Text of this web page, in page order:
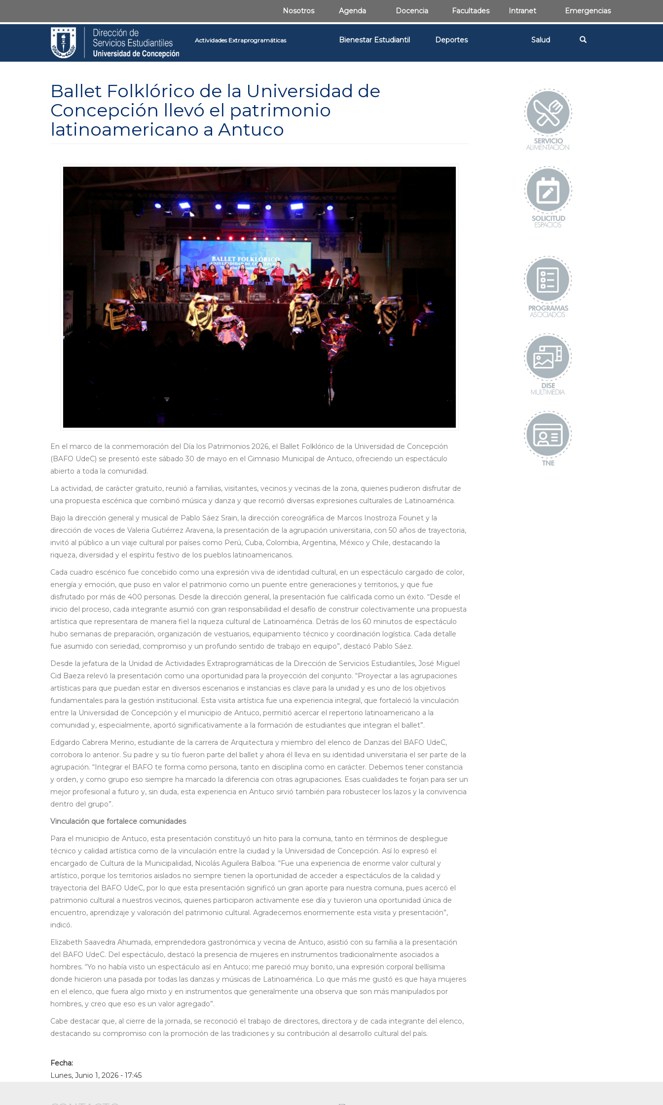
Nosotros Agenda Docencia Facultades Intranet Emergencias
Actividades Extraprogramáticas Bienestar Estudiantil Deportes Salud
Ballet Folklórico de la Universidad de
Concepción llevó el patrimonio
latinoamericano a Antuco
En el marco de la conmemoración del Día los Patrimonios 2026, el Ballet Folklórico de la Universidad de Concepción
(BAFO UdeC) se presentó este sábado 30 de mayo en el Gimnasio Municipal de Antuco, ofreciendo un espectáculo
abierto a toda la comunidad.
La actividad, de carácter gratuito, reunió a familias, visitantes, vecinos y vecinas de la zona, quienes pudieron disfrutar de
una propuesta escénica que combinó música y danza y que recorrió diversas expresiones culturales de Latinoamérica.
Bajo la dirección general y musical de Pablo Sáez Srain, la dirección coreográfica de Marcos Inostroza Founet y la
dirección de voces de Valeria Gutiérrez Aravena, la presentación de la agrupación universitaria, con 50 años de trayectoria,
invitó al público a un viaje cultural por países como Perú, Cuba, Colombia, Argentina, México y Chile, destacando la
riqueza, diversidad y el espíritu festivo de los pueblos latinoamericanos.
Cada cuadro escénico fue concebido como una expresión viva de identidad cultural, en un espectáculo cargado de color,
energía y emoción, que puso en valor el patrimonio como un puente entre generaciones y territorios, y que fue
disfrutado por más de 400 personas. Desde la dirección general, la presentación fue calificada como un éxito. “Desde el
inicio del proceso, cada integrante asumió con gran responsabilidad el desafío de construir colectivamente una propuesta
artística que representara de manera fiel la riqueza cultural de Latinoamérica. Detrás de los 60 minutos de espectáculo
hubo semanas de preparación, organización de vestuarios, equipamiento técnico y coordinación logística. Cada detalle
fue asumido con seriedad, compromiso y un profundo sentido de trabajo en equipo”, destacó Pablo Sáez.
Desde la jefatura de la Unidad de Actividades Extraprogramáticas de la Dirección de Servicios Estudiantiles, José Miguel
Cid Baeza relevó la presentación como una oportunidad para la proyección del conjunto. “Proyectar a las agrupaciones
artísticas para que puedan estar en diversos escenarios e instancias es clave para la unidad y es uno de los objetivos
fundamentales para la gestión institucional. Esta visita artística fue una experiencia integral, que fortaleció la vinculación
entre la Universidad de Concepción y el municipio de Antuco, permitió acercar el repertorio latinoamericano a la
comunidad y, especialmente, aportó significativamente a la formación de estudiantes que integran el ballet”.
Edgardo Cabrera Merino, estudiante de la carrera de Arquitectura y miembro del elenco de Danzas del BAFO UdeC,
corrobora lo anterior. Su padre y su tío fueron parte del ballet y ahora él lleva en su identidad universitaria el ser parte de la
agrupación. “Integrar el BAFO te forma como persona, tanto en disciplina como en carácter. Debemos tener constancia
y orden, y como grupo eso siempre ha marcado la diferencia con otras agrupaciones. Esas cualidades te forjan para ser un
mejor profesional a futuro y, sin duda, esta experiencia en Antuco sirvió también para robustecer los lazos y la convivencia
dentro del grupo”.
Vinculación que fortalece comunidades
Para el municipio de Antuco, esta presentación constituyó un hito para la comuna, tanto en términos de despliegue
técnico y calidad artística como de la vinculación entre la ciudad y la Universidad de Concepción. Así lo expresó el
encargado de Cultura de la Municipalidad, Nicolás Aguilera Balboa. “Fue una experiencia de enorme valor cultural y
artístico, porque los territorios aislados no siempre tienen la oportunidad de acceder a espectáculos de la calidad y
trayectoria del BAFO UdeC, por lo que esta presentación significó un gran aporte para nuestra comuna, pues acercó el
patrimonio cultural a nuestros vecinos, quienes participaron activamente ese día y tuvieron una oportunidad única de
encuentro, aprendizaje y valoración del patrimonio cultural. Agradecemos enormemente esta visita y presentación”,
indicó.
Elizabeth Saavedra Ahumada, emprendedora gastronómica y vecina de Antuco, asistió con su familia a la presentación
del BAFO UdeC. Del espectáculo, destacó la presencia de mujeres en instrumentos tradicionalmente asociados a
hombres. “Yo no había visto un espectáculo así en Antuco; me pareció muy bonito, una expresión corporal bellísima
donde hicieron una pasada por todas las danzas y músicas de Latinoamérica. Lo que más me gustó es que haya mujeres
en el elenco, que fuera algo mixto y en instrumentos que generalmente una observa que son más manipulados por
hombres, y creo que eso es un valor agregado”.
Cabe destacar que, al cierre de la jornada, se reconoció el trabajo de directores, directora y de cada integrante del elenco,
destacando su compromiso con la promoción de las tradiciones y su contribución al desarrollo cultural del país.
Fecha:
Lunes, Junio 1, 2026 - 17:45